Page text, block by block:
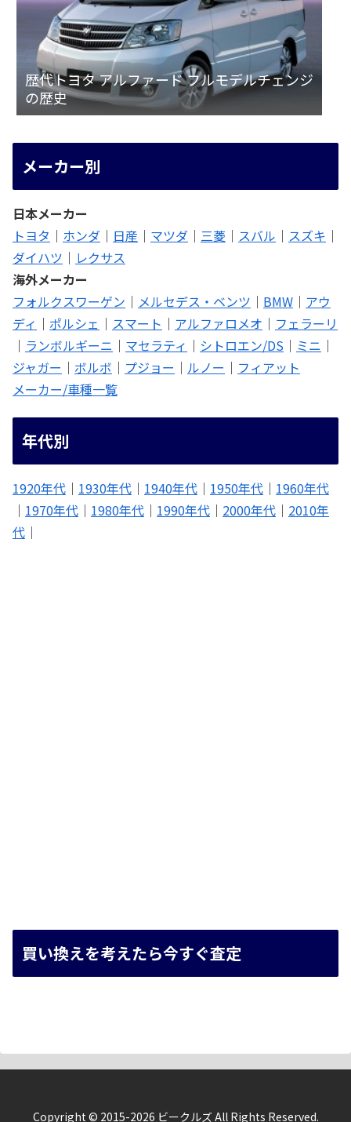
歴代トヨタ アルファード フルモデルチェンジ
の歴史
メーカー別
日本メーカー
トヨタ ｜ ホンダ ｜ 日産 ｜ マツダ ｜ 三菱 ｜ スバル ｜ スズキ ｜
ダイハツ ｜ レクサス
海外メーカー
フォルクスワーゲン ｜ メルセデス・ベンツ ｜ BMW ｜ アウ
ディ ｜ ポルシェ ｜ スマート ｜ アルファロメオ ｜ フェラーリ
｜ ランボルギーニ ｜ マセラティ ｜ シトロエン/DS ｜ ミニ ｜
ジャガー ｜ ボルボ ｜ プジョー ｜ ルノー ｜ フィアット
メーカー/車種一覧
年代別
1920年代 ｜ 1930年代 ｜ 1940年代 ｜ 1950年代 ｜ 1960年代
｜ 1970年代 ｜ 1980年代 ｜ 1990年代 ｜ 2000年代 ｜ 2010年
代 ｜
買い換えを考えたら今すぐ査定
Copyright © 2015-2026 ビークルズ All Rights Reserved.